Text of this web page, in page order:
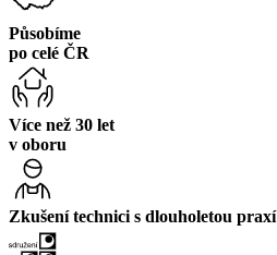
Působíme
po celé ČR
Více než 30 let
v oboru
Zkušení technici s dlouholetou praxí